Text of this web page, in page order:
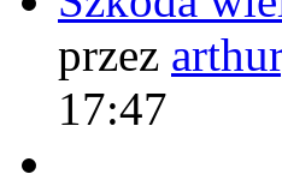
przez
17:47